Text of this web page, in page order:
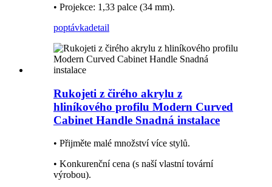
• Projekce: 1,33 palce (34 mm).
poptávkadetail
Rukojeti z čirého akrylu z
hliníkového profilu Modern Curved
Cabinet Handle Snadná instalace
• Přijměte malé množství více stylů.
• Konkurenční cena (s naší vlastní tovární
výrobou).